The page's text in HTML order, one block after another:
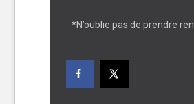
*N’oublie pas de prendre